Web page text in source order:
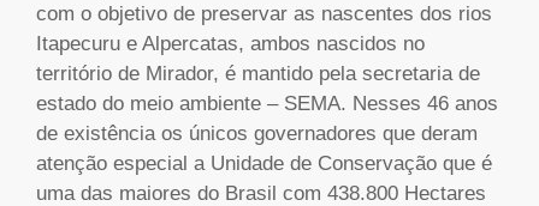
com o objetivo de preservar as nascentes dos rios
Itapecuru e Alpercatas, ambos nascidos no
território de Mirador, é mantido pela secretaria de
estado do meio ambiente – SEMA. Nesses 46 anos
de existência os únicos governadores que deram
atenção especial a Unidade de Conservação que é
uma das maiores do Brasil com 438.800 Hectares